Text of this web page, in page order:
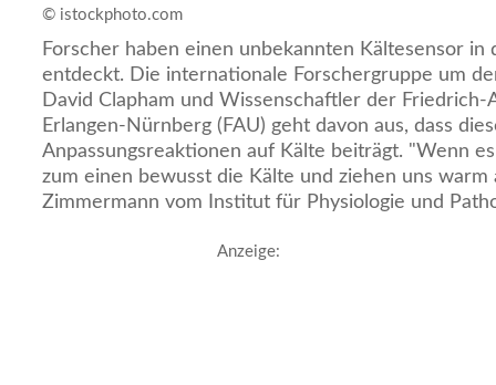
© istockphoto.com
Forscher haben einen unbekannten Kältesensor in
entdeckt. Die internationale Forschergruppe um
David Clapham und Wissenschaftler der
Erlangen-Nürnberg (FAU) geht davon aus, dass
Anpassungsreaktionen auf Kälte beiträgt. "Wenn
zum einen bewusst die Kälte und ziehen uns warm
Zimmermann vom Institut für Physiologie und
Anzeige: